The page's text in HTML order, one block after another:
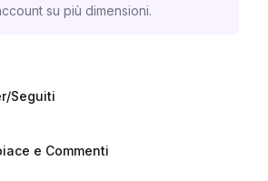
su più dimensioni.
Seguiti
e Commenti